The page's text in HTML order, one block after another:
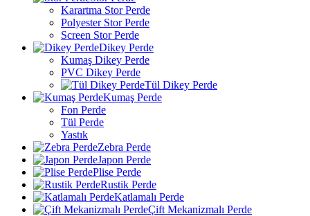
Karartma Stor Perde
Polyester Stor Perde
Screen Stor Perde
Dikey Perde
Kumaş Dikey Perde
PVC Dikey Perde
Tül Dikey Perde
Kumaş Perde
Fon Perde
Tül Perde
Yastık
Zebra Perde
Japon Perde
Plise Perde
Rustik Perde
Katlamalı Perde
Çift Mekanizmalı Perde